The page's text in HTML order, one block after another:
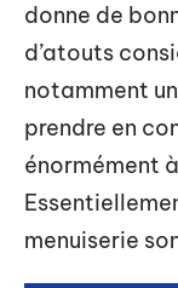
donne de
d’atouts
notamment
prendre en
énormément à
menuiserie